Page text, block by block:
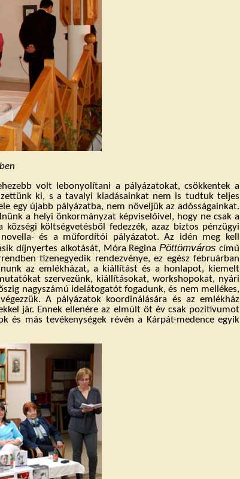
volt lebonyolítani a pályázatokat, csökkentek a
ki, s a tavalyi kiadásainkat nem is tudtuk teljes
egy újabb pályázatba, nem növeljük az adósságainkat.
a helyi önkormányzat képviselőivel, hogy ne csak a
költségvetésből fedezzék, azaz biztos pénzügyi
és a műfordítói pályázatot. Az idén meg kell
díjnyertes alkotását, Móra ReginaPöttömváros című
tizenegyedik rendezvénye, ez egész februárban
az emlékházat, a kiállítást és a honlapot, kiemelt
szervezünk, kiállításokat, workshopokat, nyári
nagyszámú idelátogatót fogadunk, és nem mellékes,
A pályázatok koordinálására és az emlékház
jár. Ennek ellenére az elmúlt öt év csak pozitívumot
és más tevékenységek révén a Kárpát-medence egyik